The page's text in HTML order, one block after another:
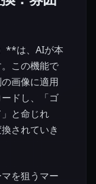
**は、AIが本
この機能で
画像に適用
ドし、「ゴ
と命じれ
されていき
を狙うマー